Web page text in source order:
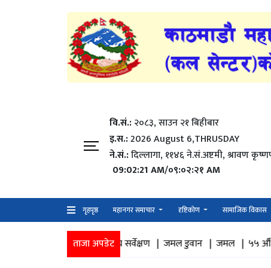
वि.सं.:२०८३, साउन २१ बिहीबार
इ.स.:2026 August 6,THRUSDAY
ने.सं.:दिल्लागा, ११४६ ने.सं.अष्टमी, श्रावण
09:02:22 AM/०९:०२:२२ AM
गृहपृष्ठ महानगर समाचार दृष्टिकोण सामाजिक विकास
ताजा अपडेट
स्वास्थ्य सर्वेक्षण |जमल डुवान |जमल |५५ औँ कार्यपालिका